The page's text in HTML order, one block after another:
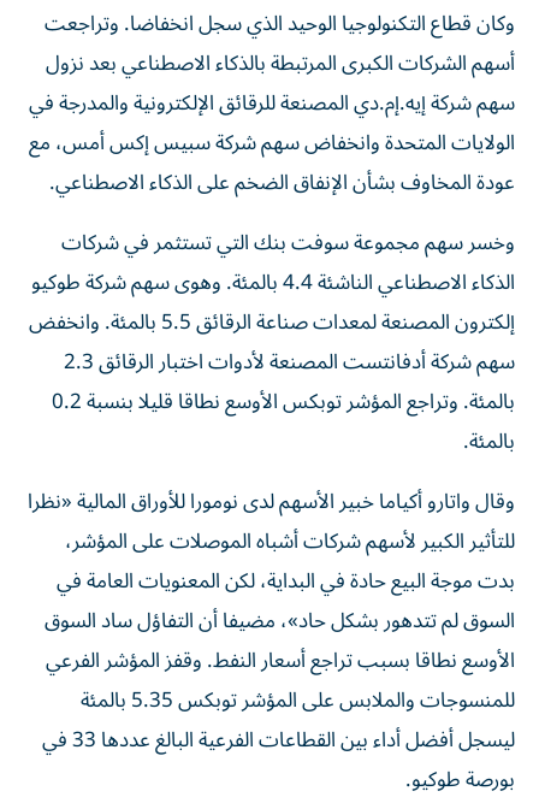
وكان قطاع التكنولوجيا الوحيد الذي سجل انخفاضا. وتراجعت
أسهم الشركات الكبرى المرتبطة بالذكاء الاصطناعي بعد نزول
سهم شركة إيه.إم.دي المصنعة للرقائق الإلكترونية والمدرجة في
الولايات المتحدة وانخفاض سهم شركة ​سبيس إكس أمس، مع
عودة المخاوف بشأن الإنفاق الضخم على ‌الذكاء الاصطناعي.
وخسر سهم مجموعة سوفت بنك التي تستثمر في شركات
الذكاء الاصطناعي الناشئة 4.4 بالمئة. وهوى سهم شركة طوكيو
إلكترون المصنعة لمعدات ⁠صناعة الرقائق 5.5 بالمئة. وانخفض
سهم شركة أدفانتست المصنعة لأدوات اختبار الرقائق 2.3
بالمئة. وتراجع المؤشر توبكس الأوسع نطاقا قليلا بنسبة 0.2
بالمئة.
وقال ​واتارو ‌أكياما خبير الأسهم لدى نومورا للأوراق المالية «نظرا
للتأثير الكبير ‌لأسهم شركات أشباه الموصلات على المؤشر،
بدت موجة البيع حادة في البداية، لكن المعنويات العامة في
السوق لم تتدهور بشكل حاد»، مضيفا أن ‌التفاؤل ساد السوق
‌الأوسع نطاقا بسبب تراجع أسعار النفط. وقفز ⁠المؤشر الفرعي
للمنسوجات والملابس على المؤشر توبكس ‌5.35 بالمئة
ليسجل أفضل أداء بين القطاعات الفرعية البالغ عددها 33 في
بورصة طوكيو.